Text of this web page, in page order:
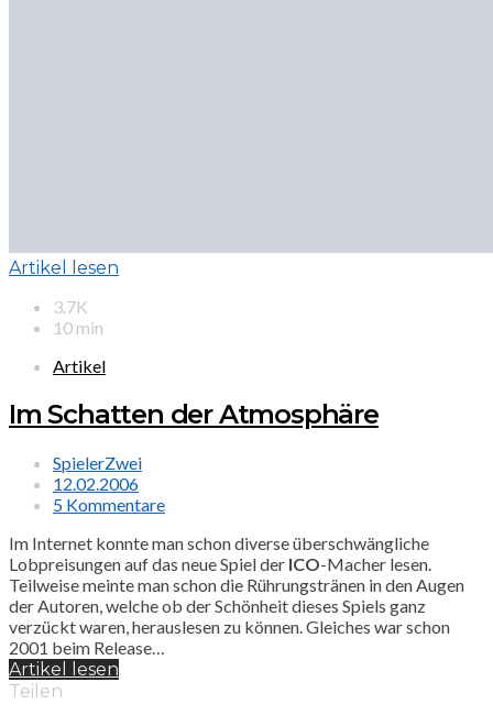
Artikel lesen
3.7K
10 min
Artikel
Im Schatten der Atmosphäre
SpielerZwei
12.02.2006
5 Kommentare
Im Internet konnte man schon diverse überschwängliche
Lobpreisungen auf das neue Spiel der ICO-Macher lesen.
Teilweise meinte man schon die Rührungstränen in den Augen
der Autoren, welche ob der Schönheit dieses Spiels ganz
verzückt waren, herauslesen zu können. Gleiches war schon
2001 beim Release…
Artikel lesen
Teilen